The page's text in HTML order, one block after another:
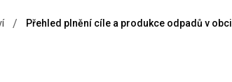
/ Přehled plnění cíle a produkce odpadů v obci